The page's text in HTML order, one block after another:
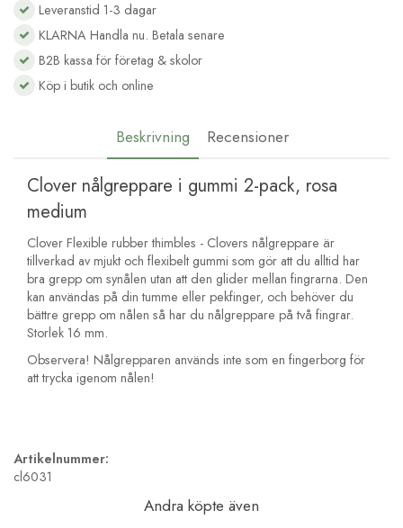
Leveranstid 1-3 dagar
KLARNA Handla nu. Betala senare
B2B kassa för företag & skolor
Köp i butik och online
Beskrivning Recensioner
Clover nålgreppare i gummi 2-pack, rosa
medium
Clover Flexible rubber thimbles - Clovers nålgreppare är
tillverkad av mjukt och flexibelt gummi som gör att du alltid har
bra grepp om synålen utan att den glider mellan fingrarna. Den
kan användas på din tumme eller pekfinger, och behöver du
bättre grepp om nålen så har du nålgreppare på två fingrar.
Storlek 16 mm.
Observera! Nålgrepparen används inte som en fingerborg för
att trycka igenom nålen!
Artikelnummer:
cl6031
Andra köpte även